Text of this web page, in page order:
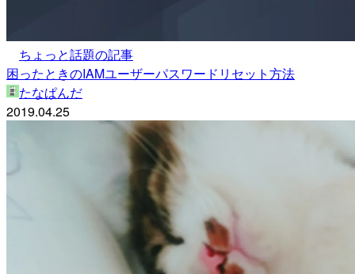
ちょっと話題の記事
困ったときのIAMユーザーパスワードリセット方法
たなぱんだ
2019.04.25